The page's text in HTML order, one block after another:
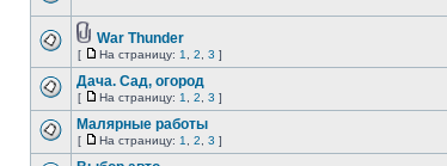
War Thunder
[ На страницу: 1 2 3 ]
Дача. Сад, огород
[ На страницу: 1 2 3 ]
Малярные работы
[ На страницу: 1 2 3 ]